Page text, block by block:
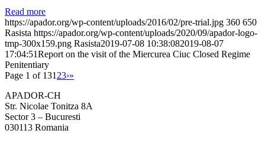
Read more
https://apador.org/wp-content/uploads/2016/02/pre-trial.jpg 360 650
Rasista https://apador.org/wp-content/uploads/2020/09/apador-logo-
tmp-300x159.png Rasista2019-07-08 10:38:082019-08-07
17:04:51Report on the visit of the Miercurea Ciuc Closed Regime
Penitentiary
Page 1 of 131 23›»
APADOR-CH
Str. Nicolae Tonitza 8A
Sector 3 – Bucuresti
030113 Romania